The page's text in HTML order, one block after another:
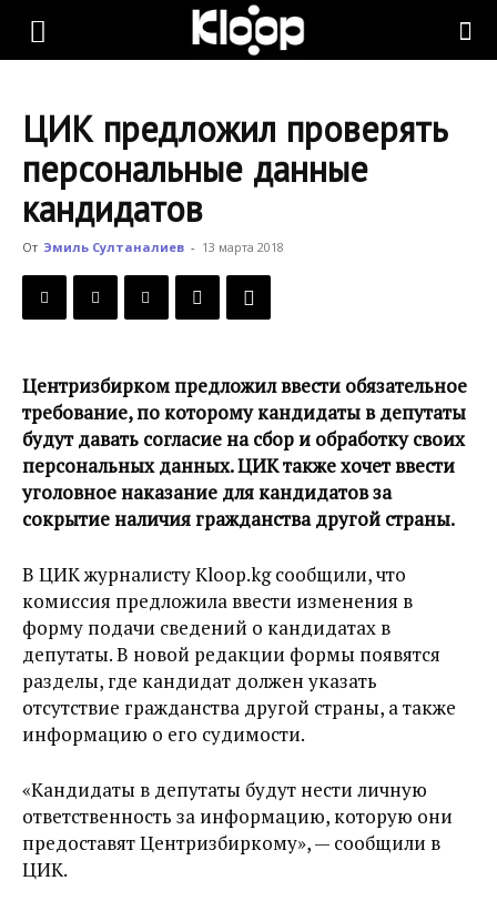
KLOOP.KG
Новости
Кыргызстана
ЦИК предложил проверять
персональные данные
кандидатов
От Эмиль Султаналиев - 13 марта 2018
Центризбирком предложил ввести обязательное
требование, по которому кандидаты в депутаты
будут давать согласие на сбор и обработку своих
персональных данных. ЦИК также хочет ввести
уголовное наказание для кандидатов за
сокрытие наличия гражданства другой страны.
В ЦИК журналисту Kloop.kg сообщили, что
комиссия предложила ввести изменения в
форму подачи сведений о кандидатах в
депутаты. В новой редакции формы появятся
разделы, где кандидат должен указать
отсутствие гражданства другой страны, а также
информацию о его судимости.
«Кандидаты в депутаты будут нести личную
ответственность за информацию, которую они
предоставят Центризбиркому», — сообщили в
ЦИК.